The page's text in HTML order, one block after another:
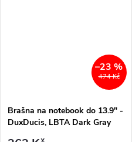
474 Kč
–23 %
Brašna na notebook do 13.9" -
DuxDucis, LBTA Dark Gray